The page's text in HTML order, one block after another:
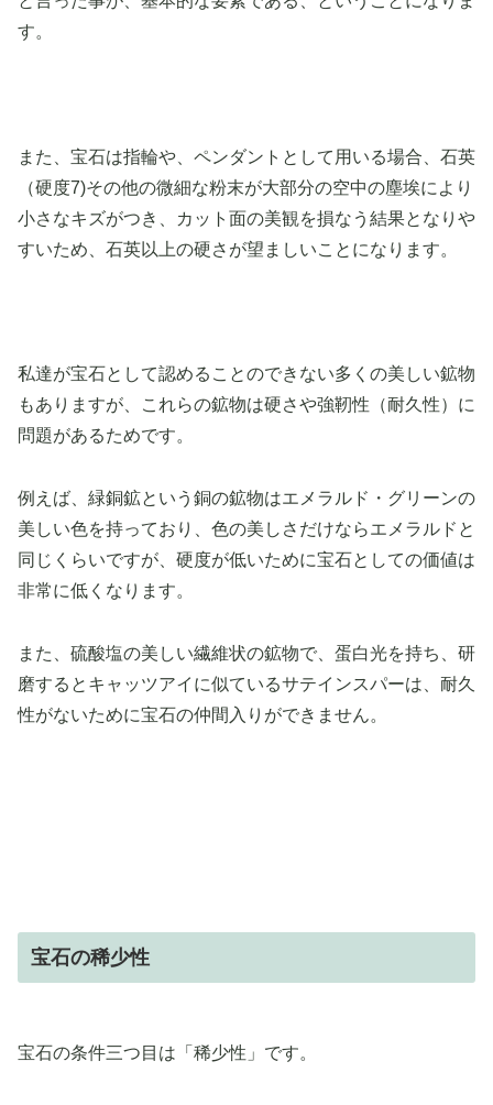
す。
また、宝石は指輪や、ペンダントとして用いる場合、石英
（硬度7)その他の微細な粉末が大部分の空中の塵埃により
小さなキズがつき、カット面の美観を損なう結果となりや
すいため、石英以上の硬さが望ましいことになります。
私達が宝石として認めることのできない多くの美しい鉱物
もありますが、これらの鉱物は硬さや強靭性（耐久性）に
問題があるためです。
例えば、緑銅鉱という銅の鉱物はエメラルド・グリーンの
美しい色を持っており、色の美しさだけならエメラルドと
同じくらいですが、硬度が低いために宝石としての価値は
非常に低くなります。
また、硫酸塩の美しい繊維状の鉱物で、蛋白光を持ち、研
磨するとキャッツアイに似ているサテインスパーは、耐久
性がないために宝石の仲間入りができません。
宝石の稀少性
宝石の条件三つ目は「稀少性」です。